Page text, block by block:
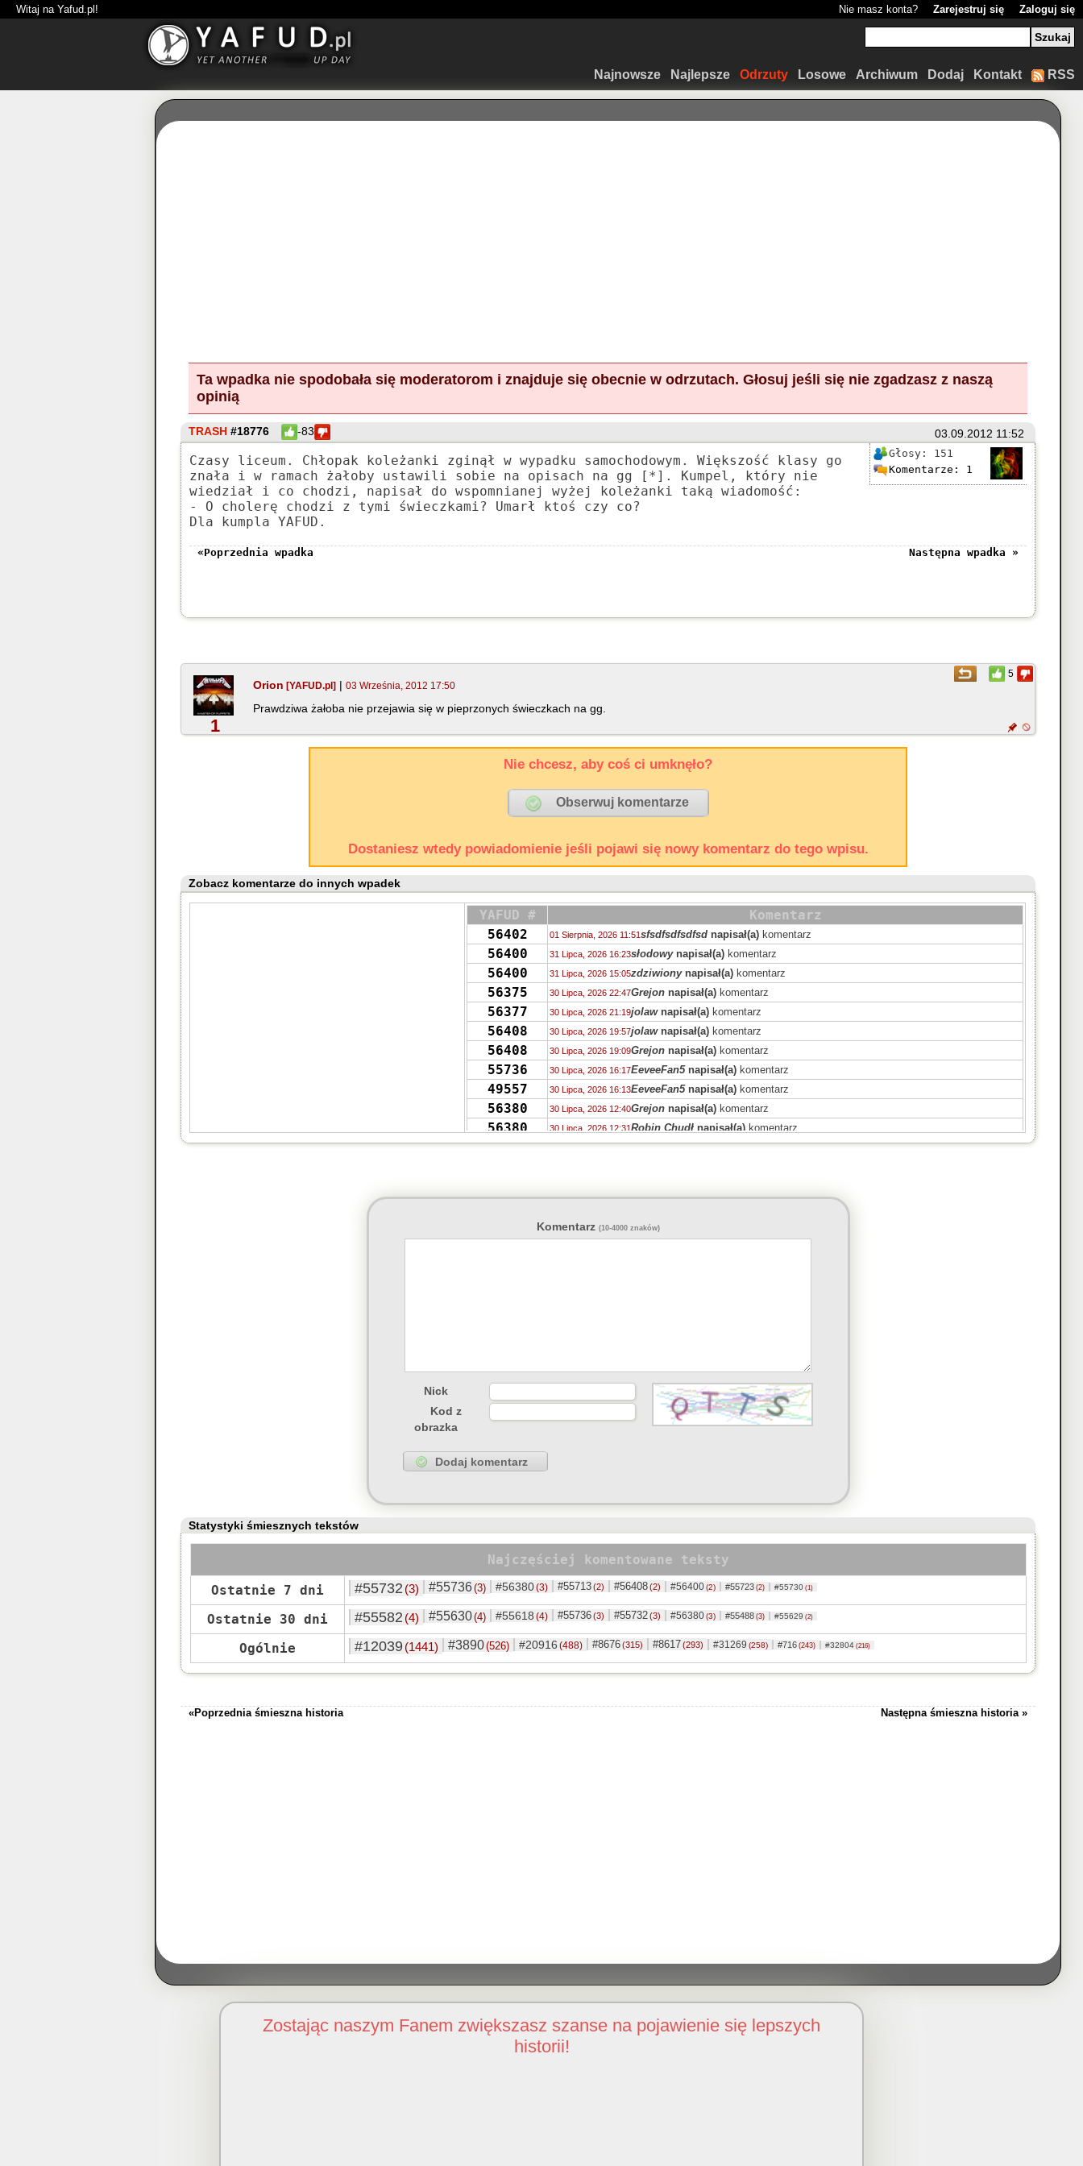
Witaj na Yafud.pl! Nie masz konta? Zarejestruj się Zaloguj się
RSS
Kontakt
Dodaj
Archiwum
Losowe
Odrzuty
Najlepsze
Najnowsze
Ta wpadka nie spodobała się moderatorom i znajduje się obecnie w odrzutach.Głosuj jeśli się nie zgadzasz z naszą
opinią
03.09.2012 11:52
TRASH#18776 -83
Głosy: 151
Komentarze: 1
Czasy liceum. Chłopak koleżanki zginął w wypadku samochodowym. Większość klasy go
znała i w ramach żałoby ustawili sobie na opisach na gg [*]. Kumpel, który nie
wiedział i co chodzi, napisał do wspomnianej wyżej koleżanki taką wiadomość:
- O cholerę chodzi z tymi świeczkami? Umarł ktoś czy co?
Dla kumpla YAFUD.
«Poprzednia wpadka Następna wpadka »
5
1
Orion [YAFUD.pl] |03 Września, 2012 17:50
Prawdziwa żałoba nie przejawia się w pieprzonych świeczkach na gg.
Nie chcesz, aby coś ci umknęło?
Dostaniesz wtedy powiadomienie jeśli pojawi się nowy komentarz do tego wpisu.
Zobacz komentarze do innych wpadek
YAFUD #
Komentarz
56402
01 Sierpnia, 2026 11:51sfsdfsdfsdfsd napisał(a) komentarz
56400 31 Lipca, 2026 16:23słodowynapisał(a) komentarz
56400 31 Lipca, 2026 15:05zdziwionynapisał(a) komentarz
56375 30 Lipca, 2026 22:47Grejon napisał(a) komentarz
56377 30 Lipca, 2026 21:19jolawnapisał(a) komentarz
56408 30 Lipca, 2026 19:57jolawnapisał(a) komentarz
56408 30 Lipca, 2026 19:09Grejon napisał(a) komentarz
55736 30 Lipca, 2026 16:17EeveeFan5napisał(a) komentarz
49557 30 Lipca, 2026 16:13EeveeFan5napisał(a) komentarz
56380 30 Lipca, 2026 12:40Grejon napisał(a) komentarz
56380 30 Lipca, 2026 12:31Robin Chudł napisał(a) komentarz
56380 30 Lipca, 2026 12:28Grejonnapisał(a)komentarz
29 Lipca, 2026 13:59Drag0n
55723 QTWUnapisał(a)komentarz
Komentarz (10-4000 znaków)
Nick
Kod z
obrazka
Statystyki śmiesznych tekstów
Najczęściej komentowane teksty
Ostatnie 7 dni
#55732 (3) #55736(3) #56380(3) #55713 (2) #56408 (2) #56400 (2) #55723 (2) #55730 (1)
Ostatnie 30 dni #55582 (4) #55630(4) #55618 (4) #55736 (3) #55732 (3) #56380 (3) #55488 (3) #55629 (2)
Ogólnie #12039 (1441) #3890(526) #20916 (488) #8676 (315) #8617 (293) #31269 (258) #716 (243) #32804 (216)
«Poprzednia śmieszna historia Następna śmieszna historia »
Zostając naszym Fanem zwiększasz szanse na pojawienie się lepszych
historii!